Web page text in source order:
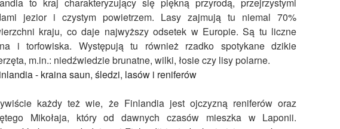
jezior i czystym powietrzem. Lasy zajmują tu niemal 70%
kraju, co daje najwyższy odsetek w Europie. Są tu liczne
i torfowiska. Występują tu również rzadko spotykane dzikie
m.in.: niedźwiedzie brunatne, wilki, łosie czy lisy polarne.
każdy też wie, że Finlandia jest ojczyzną reniferów oraz
Mikołaja, który od dawnych czasów mieszka w Laponii.